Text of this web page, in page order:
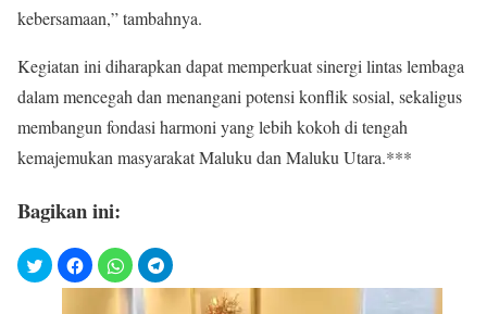
kebersamaan,” tambahnya.
Kegiatan ini diharapkan dapat memperkuat sinergi lintas lembaga
dalam mencegah dan menangani potensi konflik sosial, sekaligus
membangun fondasi harmoni yang lebih kokoh di tengah
kemajemukan masyarakat Maluku dan Maluku Utara.***
Bagikan ini: